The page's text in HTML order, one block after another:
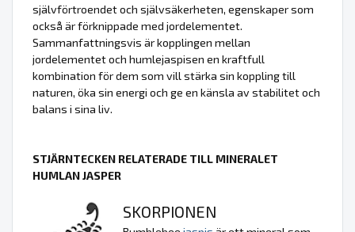
självförtroendet och självsäkerheten, egenskaper som
också är förknippade med jordelementet.
Sammanfattningsvis är kopplingen mellan
jordelementet och humlejaspisen en kraftfull
kombination för dem som vill stärka sin koppling till
naturen, öka sin energi och ge en känsla av stabilitet och
balans i sina liv.
STJÄRNTECKEN RELATERADE TILL MINERALET
HUMLAN JASPER
SKORPIONEN